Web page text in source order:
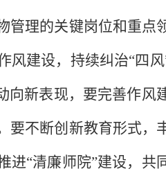
管理的关键岗位和重点
风建设，持续纠治“四
向新表现，要完善作风
要不断创新教育形式，
进“清廉师院”建设，共